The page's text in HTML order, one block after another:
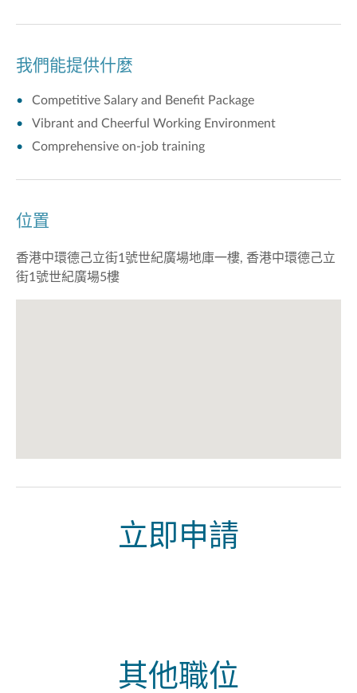
我們能提供什麼
Competitive Salary and Benefit Package
Vibrant and Cheerful Working Environment
Comprehensive on-job training
位置
香港中環德己立街1號世紀廣場地庫一樓, 香港中環德己立
街1號世紀廣場5樓
立即申請
其他職位